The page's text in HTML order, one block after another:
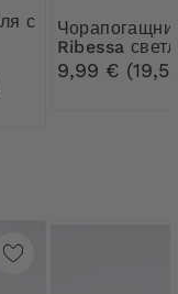
Чорапогащник
Ribessa
бежови 30
9,99 €